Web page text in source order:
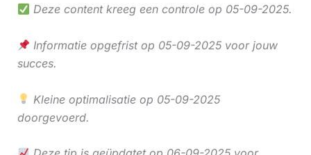
Deze content kreeg een controle op 05-09-2025.
Informatie opgefrist op 05-09-2025 voor jouw
succes.
Kleine optimalisatie op 05-09-2025
doorgevoerd.